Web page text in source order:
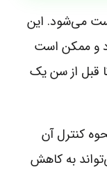
می‌شود. این
و ممکن است
قبل از سن یک
کنترل آن
به کاهش